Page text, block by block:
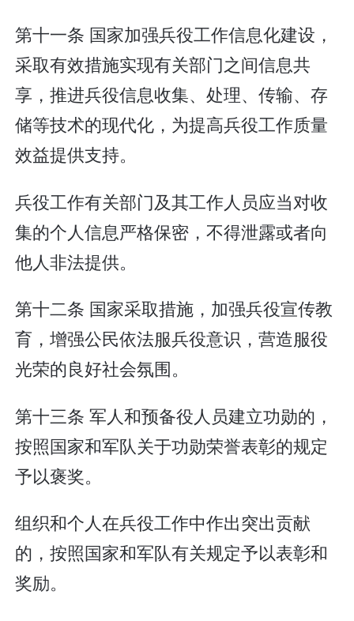
第十一条 国家加强兵役工作信息化建设，
采取有效措施实现有关部门之间信息共
享，推进兵役信息收集、处理、传输、存
储等技术的现代化，为提高兵役工作质量
效益提供支持。
兵役工作有关部门及其工作人员应当对收
集的个人信息严格保密，不得泄露或者向
他人非法提供。
第十二条 国家采取措施，加强兵役宣传教
育，增强公民依法服兵役意识，营造服役
光荣的良好社会氛围。
第十三条 军人和预备役人员建立功勋的，
按照国家和军队关于功勋荣誉表彰的规定
予以褒奖。
组织和个人在兵役工作中作出突出贡献
的，按照国家和军队有关规定予以表彰和
奖励。